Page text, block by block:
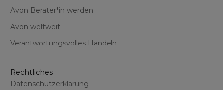
Avon Berater*in werden
Avon weltweit
Verantwortungsvolles Handeln
Rechtliches
Datenschutzerklärung